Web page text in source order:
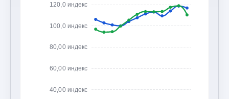
40,00 индекс
60,00 индекс
80,00 индекс
100,0 индекс
120,0 индекс